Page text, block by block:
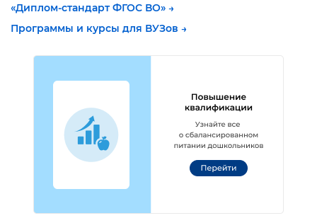
«Диплом-стандарт ФГОС ВО» →
Программы и курсы для ВУЗов →